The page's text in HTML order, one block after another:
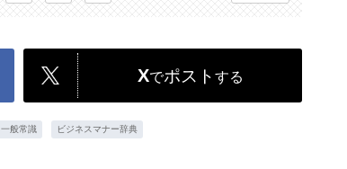
Xでポスト する
一般常識 ビジネスマナー辞典